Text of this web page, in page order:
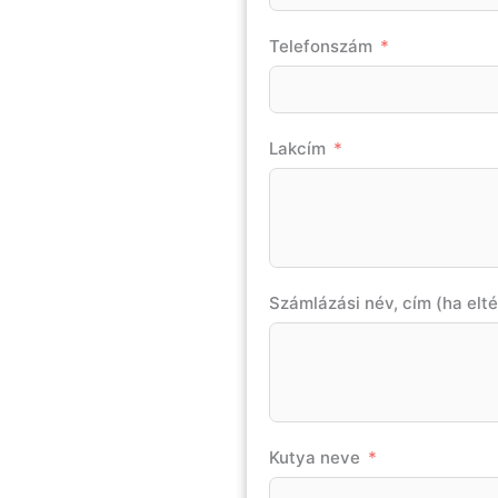
Telefonszám
Lakcím
Számlázási név, cím (ha
Kutya neve